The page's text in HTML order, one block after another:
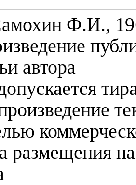
Ф.И.,
автора
размещения